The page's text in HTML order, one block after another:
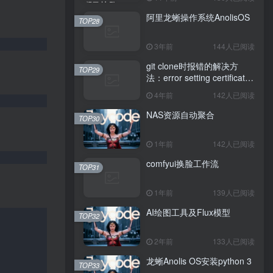
阿里龙蜥操作系统AnolisOS
3年前 144人已阅读
TOP28
git clone时报错的解决方
法：error setting certificate
4年前 142人已阅读
TOP29
NAS资源自动聚合
1年前 142人已阅读
TOP30
comfyui换脸工作流
1年前 139人已阅读
TOP31
AI绘图工具及Flux模型
2年前 133人已阅读
TOP32
龙蜥Anolis OS安装python 3
TOP33